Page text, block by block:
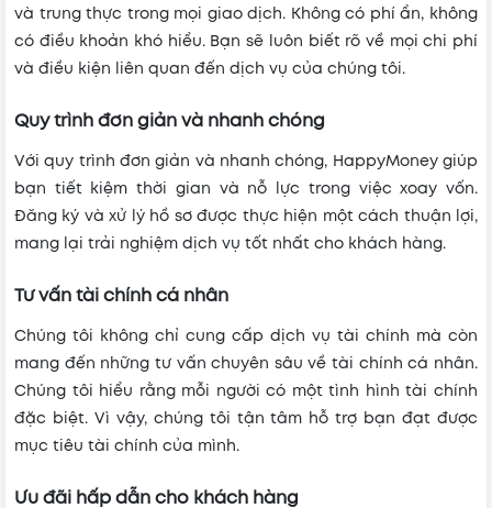
và trung thực trong mọi giao dịch. Không có phí ẩn, không
có điều khoản khó hiểu. Bạn sẽ luôn biết rõ về mọi chi phí
và điều kiện liên quan đến dịch vụ của chúng tôi.
Quy trình đơn giản và nhanh chóng
Với quy trình đơn giản và nhanh chóng, HappyMoney giúp
bạn tiết kiệm thời gian và nỗ lực trong việc xoay vốn.
Đăng ký và xử lý hồ sơ được thực hiện một cách thuận lợi,
mang lại trải nghiệm dịch vụ tốt nhất cho khách hàng.
Tư vấn tài chính cá nhân
Chúng tôi không chỉ cung cấp dịch vụ tài chính mà còn
mang đến những tư vấn chuyên sâu về tài chính cá nhân.
Chúng tôi hiểu rằng mỗi người có một tình hình tài chính
đặc biệt. Vì vậy, chúng tôi tận tâm hỗ trợ bạn đạt được
mục tiêu tài chính của mình.
Ưu đãi hấp dẫn cho khách hàng